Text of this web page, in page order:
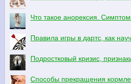
Что такое анорексия.
Правила игры в дартс, как
Подростковый кризис,
Способы прекращения